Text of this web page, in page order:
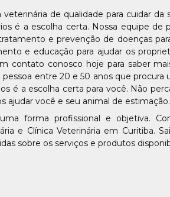
de qualidade para cuidar
é a escolha certa. Nossa equipe de
e prevenção de doenças
e educação para ajudar os
contato conosco hoje para saber
entre 20 e 50 anos que procura
é a escolha certa para você. Não
ajudar você e seu animal de estimação.
forma profissional e objetiva.
e Clínica Veterinária em Curitiba.
sobre os serviços e produtos